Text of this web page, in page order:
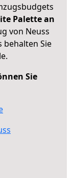
Palette an
von Neuss
behalten Sie
Sie